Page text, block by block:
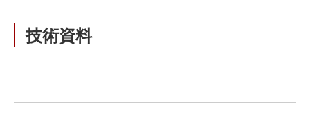
技術資料